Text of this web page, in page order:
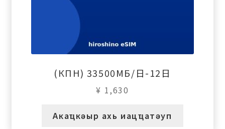
(КПН) 33500МБ/日-12日
¥ 1,630
Акаҵкәыр ахь иацҵатәуп